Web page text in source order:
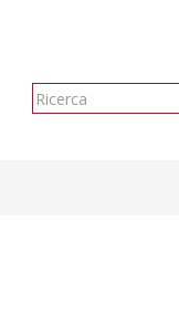
Form